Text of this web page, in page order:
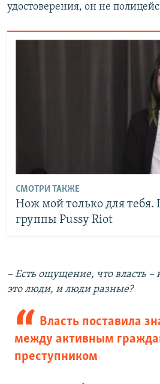
удостоверения, он не
СМОТРИ ТАКЖЕ
Нож мой только для
группы Pussy Riot
– Есть ощущение, что власть –
это люди, и люди разные?
Власть поставила
между активным
преступником